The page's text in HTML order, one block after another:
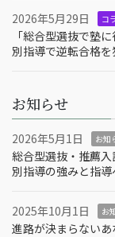
2026年5月29日 コ
「総合型選抜で塾
別指導で逆転合格
お知らせ
2026年5月1日 お知
総合型選抜・推薦
別指導の強みと指導
2025年10月1日 お
進路が決まらない